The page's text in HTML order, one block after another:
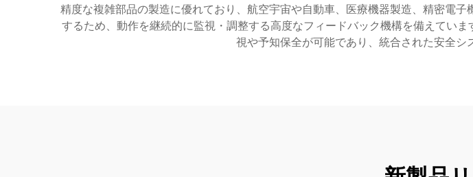
精度な複雑部品の製造に優れており、航空宇宙や自動車、医療機器製造、精密電
するため、動作を継続的に監視・調整する高度なフィードバック機構を備えてい
視や予知保全が可能であり、統合された安全シ